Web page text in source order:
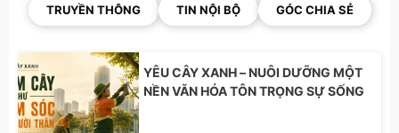
TRUYỀN THÔNG TIN NỘI BỘ GÓC CHIA SẺ
YÊU CÂY XANH – NUÔI DƯỠNG MỘT
NỀN VĂN HÓA TÔN TRỌNG SỰ SỐNG